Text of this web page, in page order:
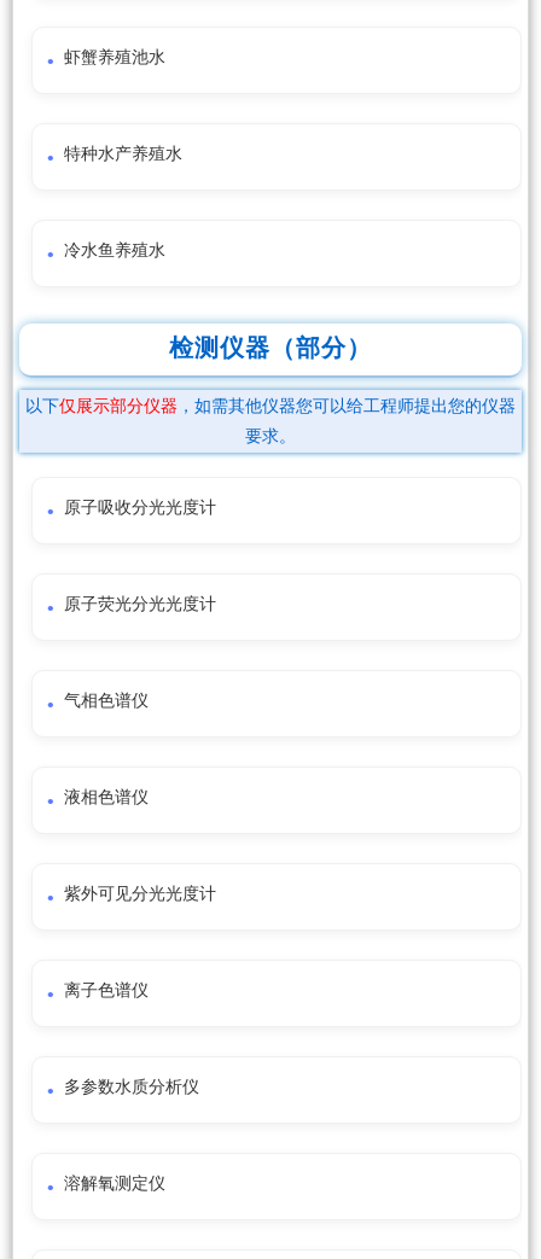
虾蟹养殖池水
特种水产养殖水
冷水鱼养殖水
检测仪器（部分）
以下仅展示部分仪器 ，如需其他仪器您可以给工程师提出您的仪器
要求。
原子吸收分光光度计
原子荧光分光光度计
气相色谱仪
液相色谱仪
紫外可见分光光度计
离子色谱仪
多参数水质分析仪
溶解氧测定仪